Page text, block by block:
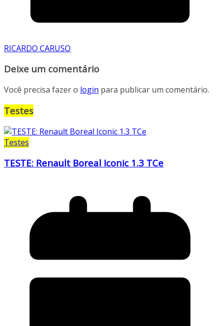
RICARDO CARUSO
Deixe um comentário
Você precisa fazer o login para publicar um comentário.
Testes
Testes
TESTE: Renault Boreal Iconic 1.3 TCe